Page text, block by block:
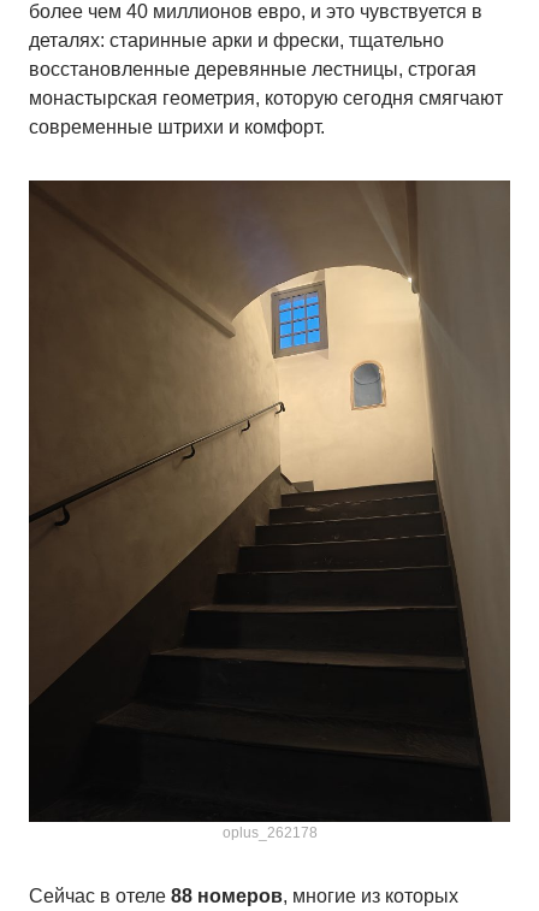
более чем 40 миллионов евро, и это чувствуется в
деталях: старинные арки и фрески, тщательно
восстановленные деревянные лестницы, строгая
монастырская геометрия, которую сегодня смягчают
современные штрихи и комфорт.
oplus_262178
Сейчас в отеле 88 номеров, многие из которых